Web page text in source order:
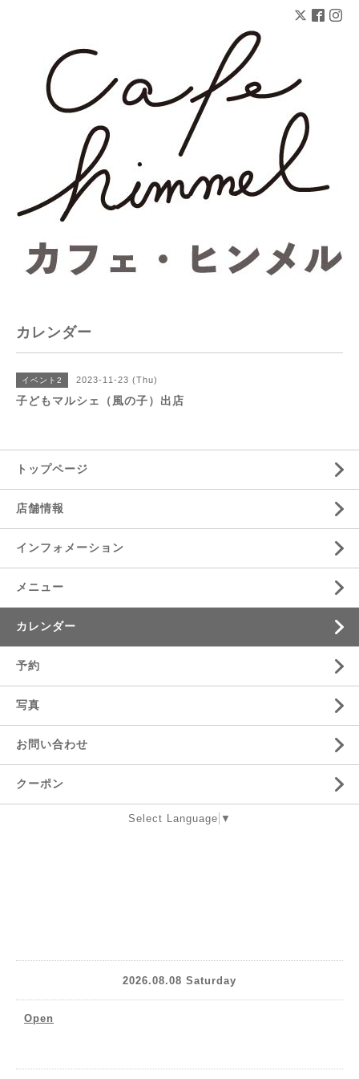
カレンダー
イベント2 2023-11-23 (Thu)
子どもマルシェ（風の子）出店
トップページ
店舗情報
インフォメーション
メニュー
カレンダー
予約
写真
お問い合わせ
クーポン
Select Language ▼
2026.08.08 Saturday
Open